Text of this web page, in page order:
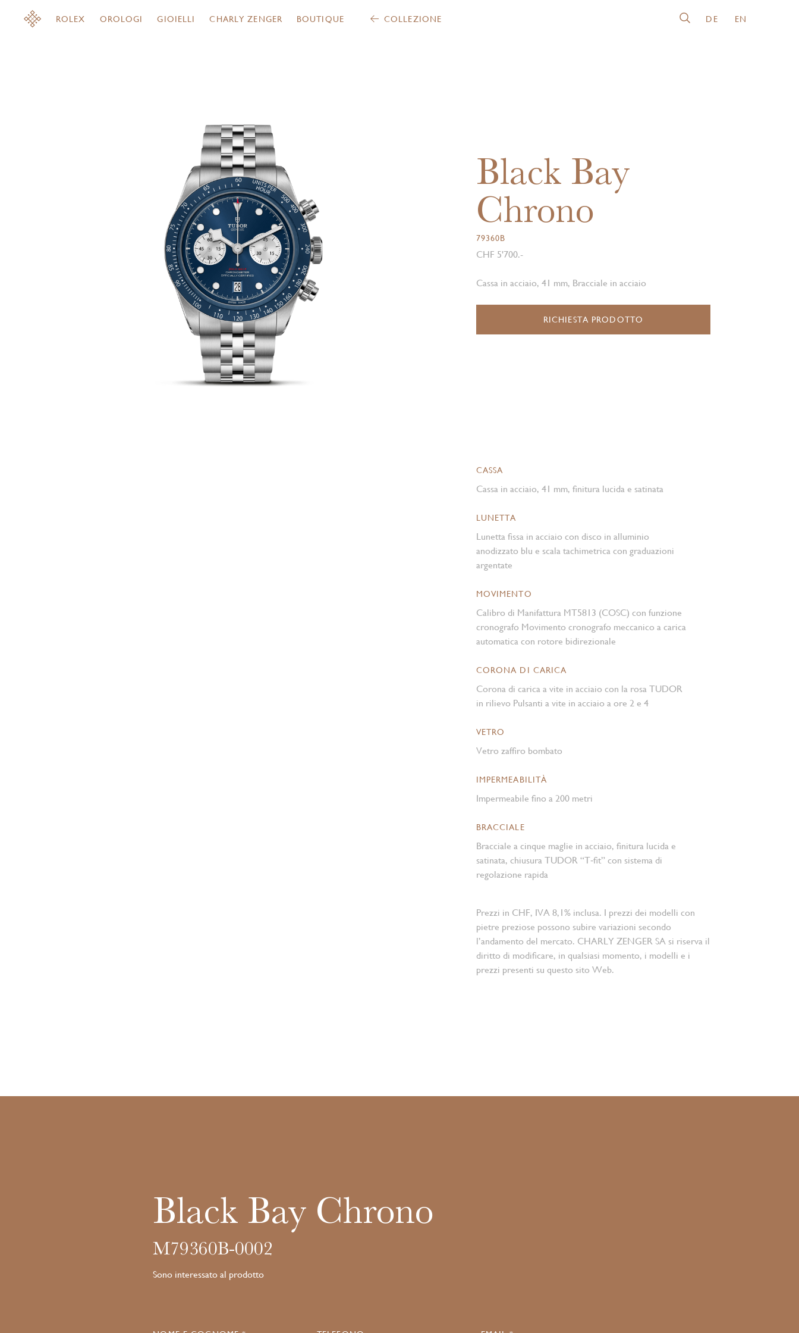
ROLEX OROLOGI GIOIELLI CHARLY ZENGER BOUTIQUE COLLEZIONE DE EN
Black Bay
Chrono
79360B
CHF 5'700.-
Cassa in acciaio, 41 mm, Bracciale in acciaio
RICHIESTA PRODOTTO
CASSA
Cassa in acciaio, 41 mm, finitura lucida e satinata
LUNETTA
Lunetta fissa in acciaio con disco in alluminio
anodizzato blu e scala tachimetrica con graduazioni
argentate
MOVIMENTO
Calibro di Manifattura MT5813 (COSC) con funzione
cronografo Movimento cronografo meccanico a carica
automatica con rotore bidirezionale
CORONA DI CARICA
Corona di carica a vite in acciaio con la rosa TUDOR
in rilievo Pulsanti a vite in acciaio a ore 2 e 4
VETRO
Vetro zaffiro bombato
IMPERMEABILITÀ
Impermeabile fino a 200 metri
BRACCIALE
Bracciale a cinque maglie in acciaio, finitura lucida e
satinata, chiusura TUDOR “T‑fit” con sistema di
regolazione rapida
Prezzi in CHF, IVA 8,1% inclusa. I prezzi dei modelli con
pietre preziose possono subire variazioni secondo
l’andamento del mercato. CHARLY ZENGER SA si riserva il
diritto di modificare, in qualsiasi momento, i modelli e i
prezzi presenti su questo sito Web.
Black Bay Chrono
M79360B-0002
Sono interessato al prodotto